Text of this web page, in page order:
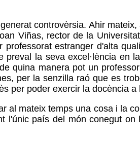
controvèrsia. Ahir
Viñas, rector de la
estranger d'alta
la seva excel·lència en
quina manera pot un
per la senzilla raó que es
per poder exercir la docència a
al mateix temps una cosa i la
l'únic país del món conegut